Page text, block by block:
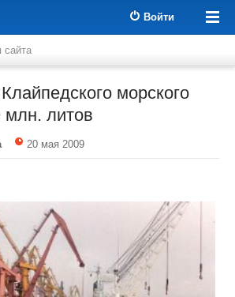
Войти
сайта
морского
млн. литов
20 мая 2009